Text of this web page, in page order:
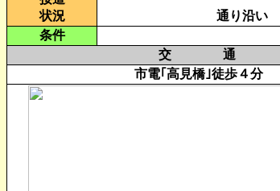
状況
通り沿い
条件
交 通
市電｢高見橋｣徒歩４分